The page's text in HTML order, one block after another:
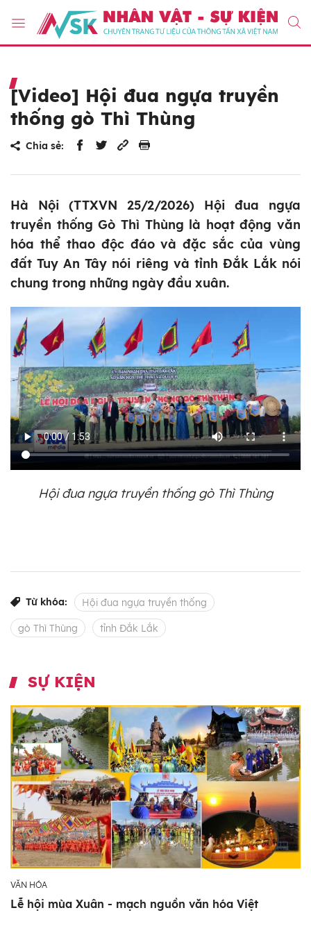
[Video] Hội đua ngựa truyền
thống gò Thì Thùng
Chia sẻ:
Hà Nội (TTXVN 25/2/2026) Hội đua ngựa
truyền thống Gò Thì Thùng là hoạt động văn
hóa thể thao độc đáo và đặc sắc của vùng
đất Tuy An Tây nói riêng và tỉnh Đắk Lắk nói
chung trong những ngày đầu xuân.
Hội đua ngựa truyền thống gò Thì Thùng
Từ khóa: Hội đua ngựa truyền thống
gò Thì Thùng tỉnh Đắk Lắk
SỰ KIỆN
VĂN HÓA
Lễ hội mùa Xuân - mạch nguồn văn hóa Việt